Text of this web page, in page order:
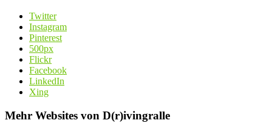
Twitter
Instagram
Pinterest
500px
Flickr
Facebook
LinkedIn
Xing
Mehr Websites von D(r)ivingralle